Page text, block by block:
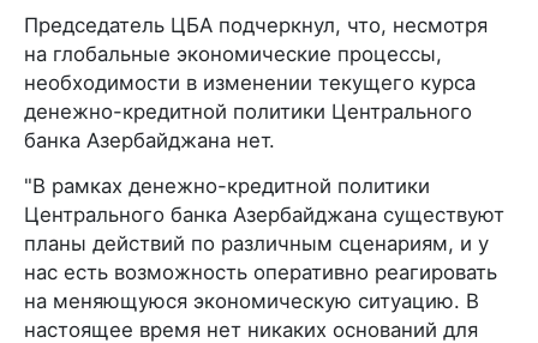
Председатель ЦБА подчеркнул, что, несмотря
на глобальные экономические процессы,
необходимости в изменении текущего курса
денежно-кредитной политики Центрального
банка Азербайджана нет.
"В рамках денежно-кредитной политики
Центрального банка Азербайджана существуют
планы действий по различным сценариям, и у
нас есть возможность оперативно реагировать
на меняющуюся экономическую ситуацию. В
настоящее время нет никаких оснований для